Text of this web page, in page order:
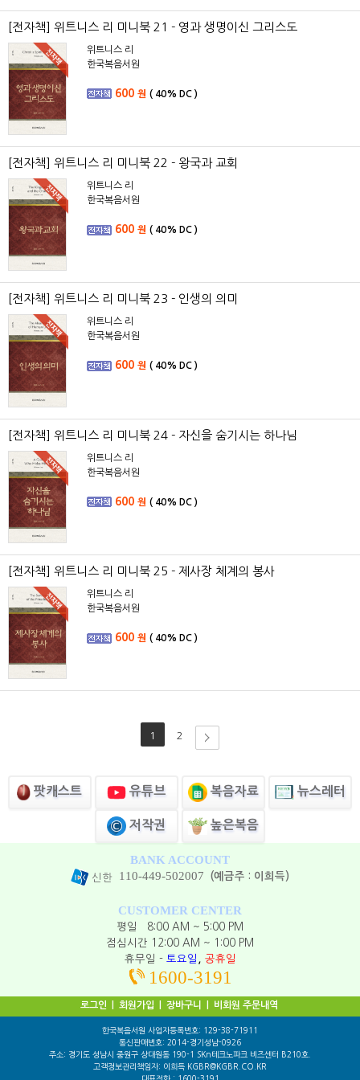
[전자책] 위트니스 리 미니북 21 - 영과 생명이신 그리스도
위트니스 리
한국복음서원
600 원 ( 40% DC )
[전자책] 위트니스 리 미니북 22 - 왕국과 교회
위트니스 리
한국복음서원
600 원 ( 40% DC )
[전자책] 위트니스 리 미니북 23 - 인생의 의미
위트니스 리
한국복음서원
600 원 ( 40% DC )
[전자책] 위트니스 리 미니북 24 - 자신을 숨기시는 하나님
위트니스 리
한국복음서원
600 원 ( 40% DC )
[전자책] 위트니스 리 미니북 25 - 제사장 체계의 봉사
위트니스 리
한국복음서원
600 원 ( 40% DC )
1 2
팟캐스트 유튜브 복음자료 뉴스레터
저작권 높은복음
BANK ACCOUNT
신한 110-449-502007 (예금주 : 이희득)
CUSTOMER CENTER
평일 8:00 AM ~ 5:00 PM
점심시간 12:00 AM ~ 1:00 PM
휴무일 - 토요일 공휴일
1600-3191
로그인 회원가입 장바구니 비회원 주문내역
한국복음서원 사업자등록번호: 129-38-71911
통신판매번호: 2014-경기성남-0926
주소: 경기도 성남시 중원구 상대원동 190-1 SKn테크노파크 비즈센터 B210호.
고객정보관리책임자: 이희득 KGBR@KGBR.CO.KR
대표전화 : 1600-3191